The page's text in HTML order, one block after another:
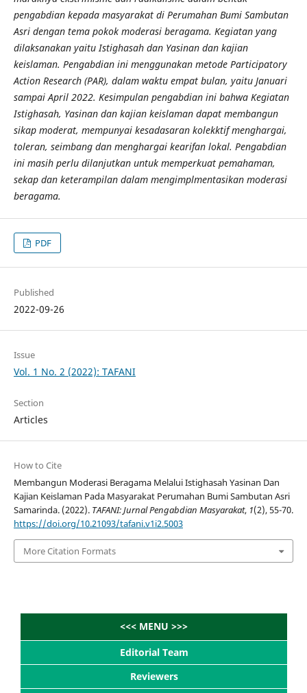
pengabdian kepada masyarakat di Perumahan Bumi Sambutan
Asri dengan tema pokok moderasi beragama. Kegiatan yang
dilaksanakan yaitu Istighasah dan Yasinan dan kajian
keislaman. Pengabdian ini menggunakan metode Participatory
Action Research (PAR), dalam waktu empat bulan, yaitu Januari
sampai April 2022. Kesimpulan pengabdian ini bahwa Kegiatan
Istighasah, Yasinan dan kajian keislaman dapat membangun
sikap moderat, mempunyai kesadasaran kolekktif menghargai,
toleran, seimbang dan menghargai kearifan lokal. Pengabdian
ini masih perlu dilanjutkan untuk memperkuat pemahaman,
sekap dan keterampilan dalam mengimplmentasikan moderasi
beragama.
PDF
Published
2022-09-26
Issue
Vol. 1 No. 2 (2022): TAFANI
Section
Articles
How to Cite
Membangun Moderasi Beragama Melalui Istighasah Yasinan Dan
Kajian Keislaman Pada Masyarakat Perumahan Bumi Sambutan Asri
Samarinda. (2022). TAFANI: Jurnal Pengabdian Masyarakat, 1(2), 55-70.
https://doi.org/10.21093/tafani.v1i2.5003
More Citation Formats
<<< MENU >>>
Editorial Team
Reviewers